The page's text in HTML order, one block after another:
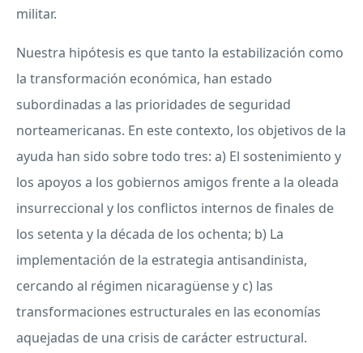
militar.
Nuestra hipótesis es que tanto la estabilización como
la transformación económica, han estado
subordinadas a las prioridades de seguridad
norteamericanas. En este contexto, los objetivos de la
ayuda han sido sobre todo tres: a) El sostenimiento y
los apoyos a los gobiernos amigos frente a la oleada
insurreccional y los conflictos internos de finales de
los setenta y la década de los ochenta; b) La
implementación de la estrategia antisandinista,
cercando al régimen nicaragüense y c) las
transformaciones estructurales en las economías
aquejadas de una crisis de carácter estructural.